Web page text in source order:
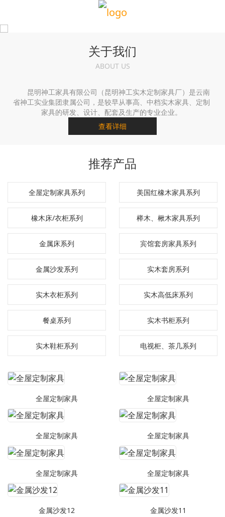
关于我们
ABOUT US
昆明神工家具有限公司（昆明神工实木定制家具厂）是云南
省神工实业集团隶属公司，是较早从事高、中档实木家具、定制
家具的研发、设计、配套及生产的专业企业。
查看详细
推荐产品
全屋定制家具系列 美国红橡木家具系列
橡木床/衣柜系列 榉木、楸木家具系列
金属床系列 宾馆套房家具系列
金属沙发系列 实木套房系列
实木衣柜系列 实木高低床系列
餐桌系列 实木书柜系列
实木鞋柜系列 电视柜、茶几系列
全屋定制家具 全屋定制家具
全屋定制家具 全屋定制家具
全屋定制家具 全屋定制家具
金属沙发12 金属沙发11